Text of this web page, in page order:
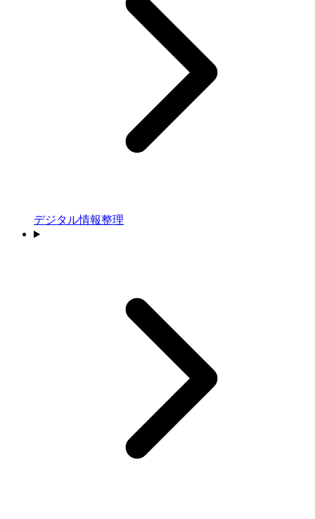
デジタル情報整理